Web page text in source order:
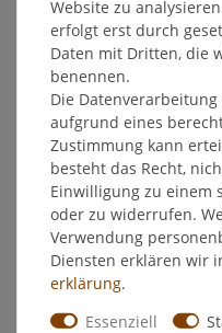
*inkl.
Broil
*inkl.
Website zu
erfolgt erst durch
Daten mit Dritten, die
benennen.
Die
aufgrund eines
Zustimmung kann
besteht das Recht,
Einwilligung zu einem
oder zu widerrufen.
Verwendung
Diensten erklären wir
erklärung.
Essenziell